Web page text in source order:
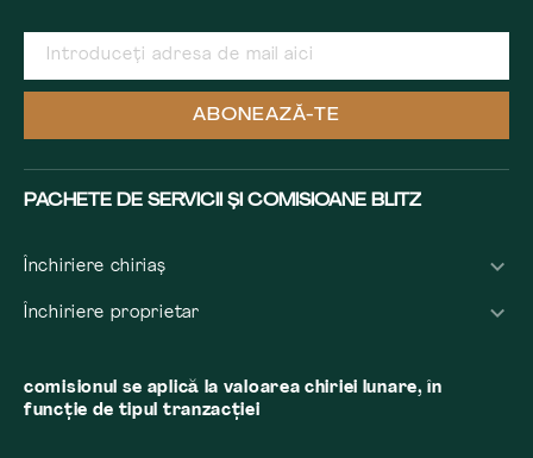
ABONEAZĂ-TE
PACHETE DE SERVICII ȘI COMISIOANE BLITZ
Închiriere chiriaș
Închiriere proprietar
comisionul se aplică la valoarea chiriei lunare, în
funcție de tipul tranzacției